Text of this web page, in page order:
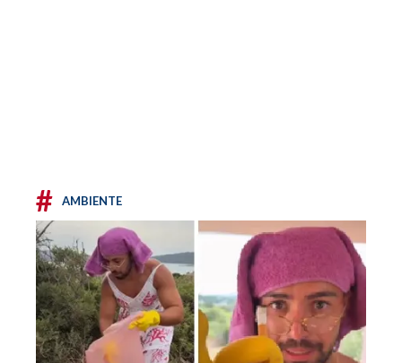
# AMBIENTE